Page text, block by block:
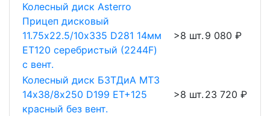
Колесный диск Asterro
Прицеп дисковый
11.75х22.5/10х335 D281 14мм
ET120 серебристый (2244F)
с вент.
>8 шт. 9 080 ₽
Колесный диск БЗТДиА МТЗ
14х38/8х250 D199 ET+125
красный без вент.
>8 шт. 23 720 ₽